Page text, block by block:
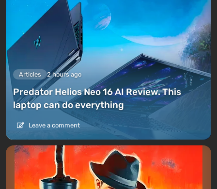
Articles 2 hours ago
Predator Helios Neo 16 AI Review. This
laptop can do everything
Leave a comment